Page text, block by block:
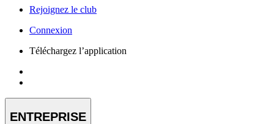
Rejoignez le club
Connexion
Téléchargez l’application
ENTREPRISE